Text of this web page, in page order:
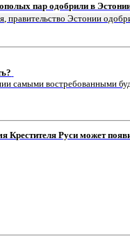
пар одобрили в
правительство Эстонии
самыми востребованными
Крестителя Руси может